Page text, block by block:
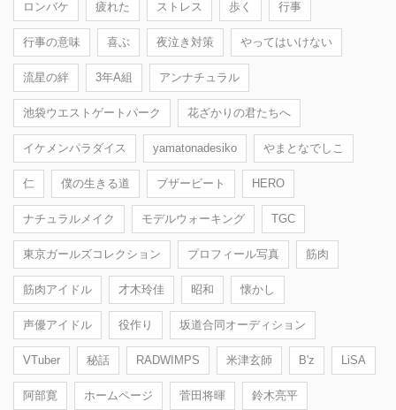
ロンバケ 疲れた ストレス 歩く 行事
行事の意味 喜ぶ 夜泣き対策 やってはいけない
流星の絆 3年A組 アンナチュラル
池袋ウエストゲートパーク 花ざかりの君たちへ
イケメンパラダイス yamatonadesiko やまとなでしこ
仁 僕の生きる道 ブザービート HERO
ナチュラルメイク モデルウォーキング TGC
東京ガールズコレクション プロフィール写真 筋肉
筋肉アイドル 才木玲佳 昭和 懐かし
声優アイドル 役作り 坂道合同オーディション
VTuber 秘話 RADWIMPS 米津玄師 B'z LiSA
阿部寛 ホームページ 菅田将暉 鈴木亮平